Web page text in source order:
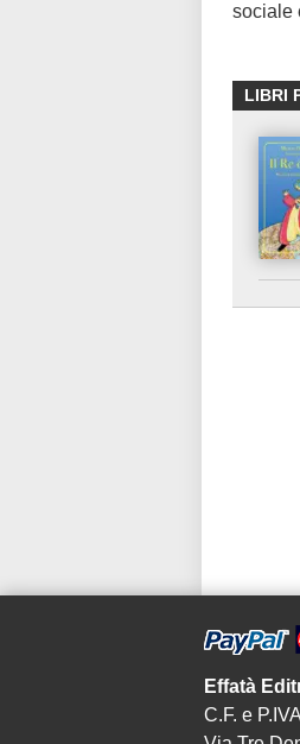
sociale
LIBRI
Effatà
C.F. e